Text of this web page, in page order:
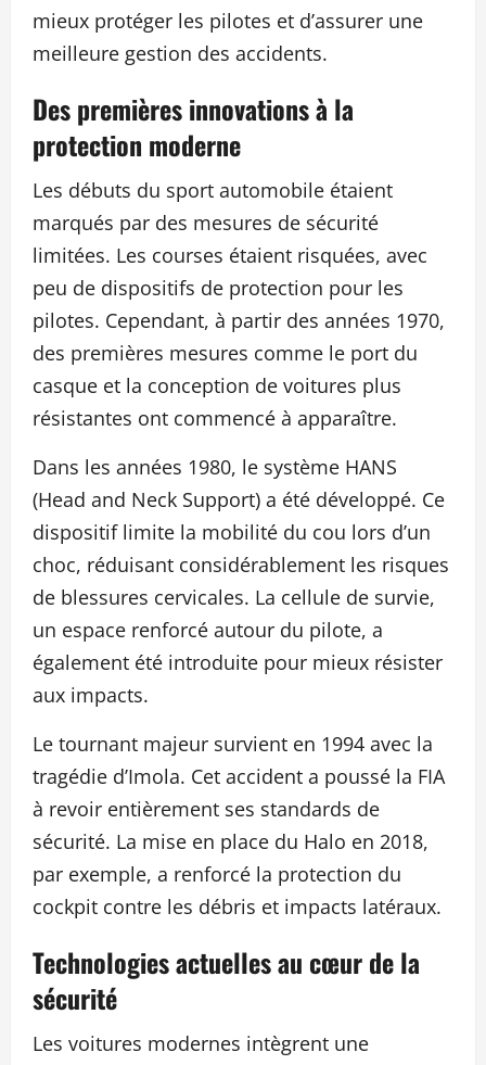
mieux protéger les pilotes et d’assurer une
meilleure gestion des accidents.
Des premières innovations à la
protection moderne
Les débuts du sport automobile étaient
marqués par des mesures de sécurité
limitées. Les courses étaient risquées, avec
peu de dispositifs de protection pour les
pilotes. Cependant, à partir des années 1970,
des premières mesures comme le port du
casque et la conception de voitures plus
résistantes ont commencé à apparaître.
Dans les années 1980, le système HANS
(Head and Neck Support) a été développé. Ce
dispositif limite la mobilité du cou lors d’un
choc, réduisant considérablement les risques
de blessures cervicales. La cellule de survie,
un espace renforcé autour du pilote, a
également été introduite pour mieux résister
aux impacts.
Le tournant majeur survient en 1994 avec la
tragédie d’Imola. Cet accident a poussé la FIA
à revoir entièrement ses standards de
sécurité. La mise en place du Halo en 2018,
par exemple, a renforcé la protection du
cockpit contre les débris et impacts latéraux.
Technologies actuelles au cœur de la
sécurité
Les voitures modernes intègrent une